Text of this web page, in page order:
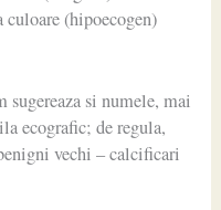
(hipoecogen)
si numele, mai
ecografic; de regula,
vechi – calcificari